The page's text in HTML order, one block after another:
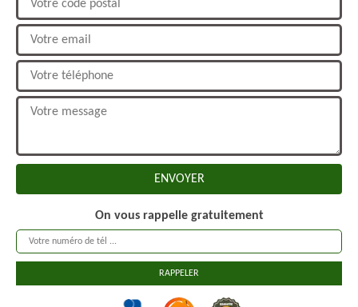
On vous rappelle gratuitement